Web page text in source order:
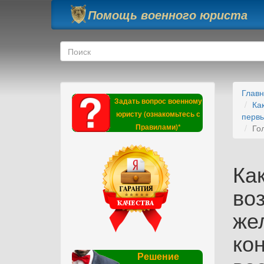
Перейти к основному содержанию
Помощь военного юриста
Форма поиска
Поиск
Задать вопрос военному
юристу (ознакомьтесь с
Правилами)*
Решение